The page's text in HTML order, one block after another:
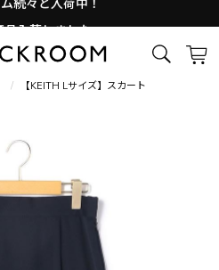
続々と入荷中！
/ 【KEITH Lサイズ】スカート